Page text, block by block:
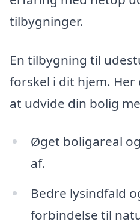
tilbygninger.
En tilbygning til
forskel i dit hjem.
at udvide din bolig
Øget boligareal
af.
Bedre lysindfald
forbindelse til